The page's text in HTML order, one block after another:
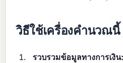
วิธีใช้เครื่องคำนวณนี้
รวบรวมข้อมูลทางการเงิน: